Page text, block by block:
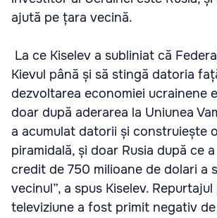
ajută pe țara vecină.
La ce Kiselev a subliniat că
Kievul până și să stingă datoria
dezvoltarea economiei ucrainene
doar după aderarea la Uniunea
a acumulat datorii și construiește
piramidală, și doar Rusia după ce
credit de 750 milioane de dolari a
vecinul”, a spus Kiselev.
televiziune a fost primit negativ